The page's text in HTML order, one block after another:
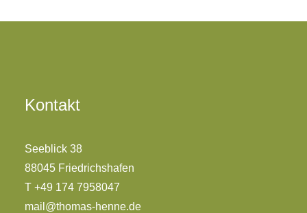
Kontakt
Seeblick 38
88045 Friedrichshafen
T +49 174 7958047
mail@thomas-henne.de